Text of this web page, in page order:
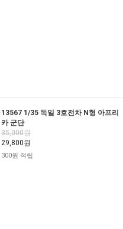
13567 1/35 독일 3호전차 N형 아프리
카 군단
35,000원
29,800원
300원 적립